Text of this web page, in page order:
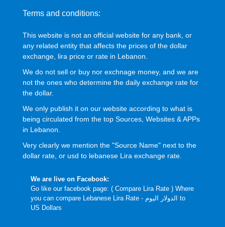
Terms and conditions:
This website is not an official website for any bank, or
any related entity that affects the prices of the dollar
exchange, lira price or rate in Lebanon.
We do not sell or buy nor exchnage money, and we are
not the ones who determine the daily exchange rate for
the dollar.
We only publish it on our website according to what is
being circulated from the top Sources, Websites & APPs
in Lebanon.
Very clearly we mention the "Source Name" next to the
dollar rate, or usd to lebanese Lira exchange rate.
We are live on Facebook:
Go like our facebook page: ( Compare Lira Rate) Where
you can compare Lebanese Lira Rate - الدولار اليوم to
US Dollars